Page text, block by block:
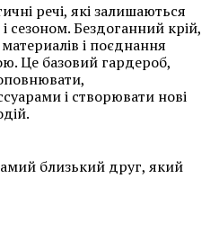
речі, які залишаються
сезоном. Бездоганний крій,
материалів і поєднання
Це базовий гардероб,
і створювати нові
близький друг, який